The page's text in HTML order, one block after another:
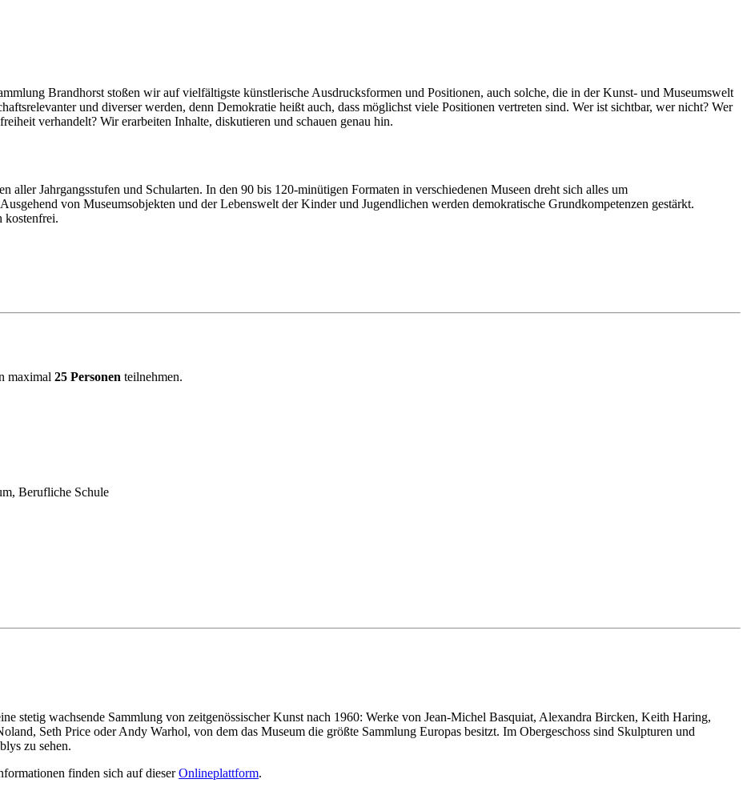
Brandhorst stoßen wir auf vielfältigste künstlerische Ausdrucksformen und Positionen, auch solche, die in der Kunst- und Museumswelt
und diverser werden, denn Demokratie heißt auch, dass möglichst viele Positionen vertreten sind. Wer ist sichtbar, wer nicht? Wer
verhandelt? Wir erarbeiten Inhalte, diskutieren und schauen genau hin.
aller Jahrgangsstufen und Schularten. In den 90 bis 120-minütigen Formaten in verschiedenen Museen dreht sich alles um
von Museumsobjekten und der Lebenswelt der Kinder und Jugendlichen werden demokratische Grundkompetenzen gestärkt.
kostenfrei.
maximal 25 Personen teilnehmen.
Berufliche Schule
stetig wachsende Sammlung von zeitgenössischer Kunst nach 1960: Werke von Jean-Michel Basquiat, Alexandra Bircken, Keith Haring,
Seth Price oder Andy Warhol, von dem das Museum die größte Sammlung Europas besitzt. Im Obergeschoss sind Skulpturen und
zu sehen.
finden sich auf dieserOnlineplattform.